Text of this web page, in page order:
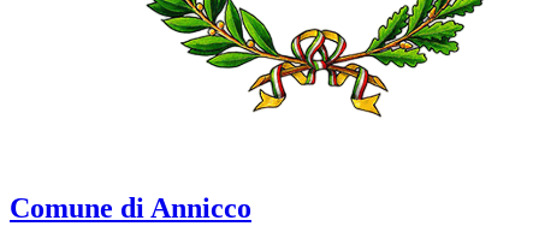
Comune di Annicco